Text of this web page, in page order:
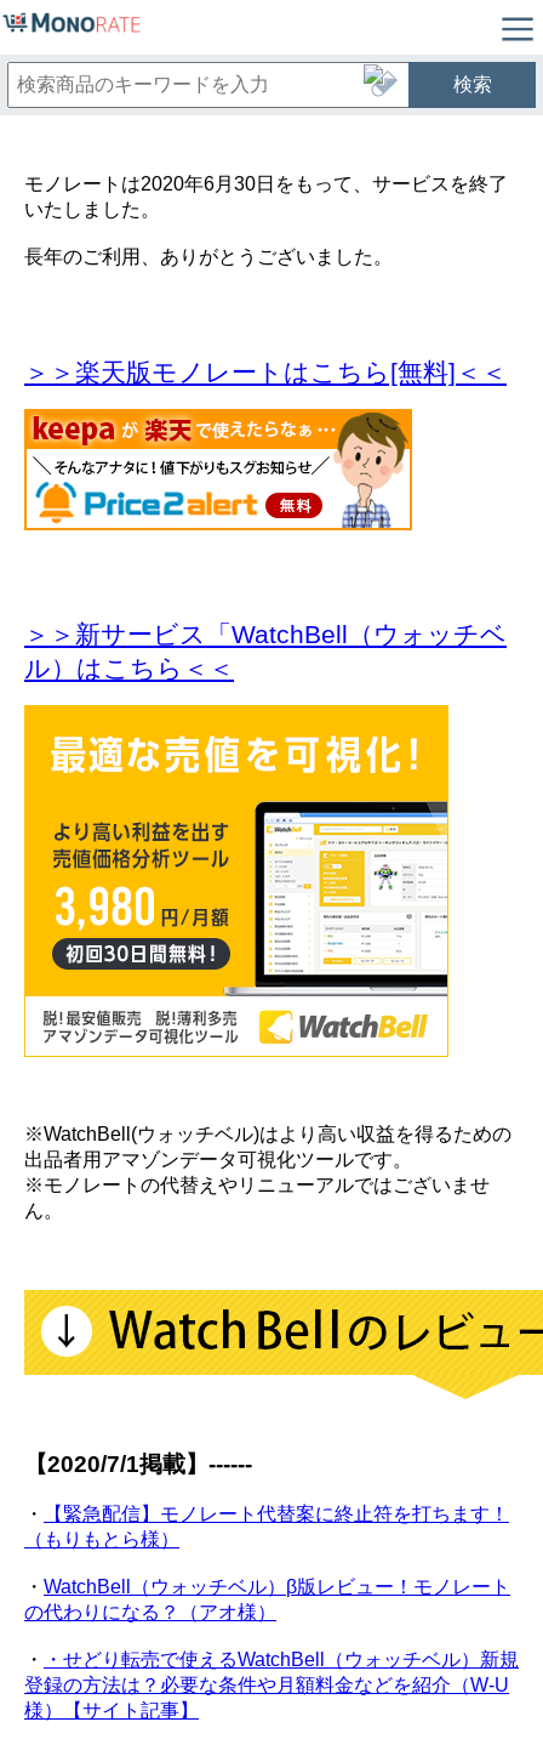
検索
モノレートは2020年6月30日をもって、サービスを終了
いたしました。
長年のご利用、ありがとうございました。
＞＞楽天版モノレートはこちら[無料]＜＜
＞＞新サービス「WatchBell（ウォッチベ
ル）はこちら＜＜
※WatchBell(ウォッチベル)はより高い収益を得るための
出品者用アマゾンデータ可視化ツールです。
※モノレートの代替えやリニューアルではございませ
ん。
【2020/7/1掲載】------
・
【緊急配信】モノレート代替案に終止符を打ちます！
（もりもとら様）
・ WatchBell（ウォッチベル）β版レビュー！モノレート
の代わりになる？（アオ様）
・
・せどり転売で使えるWatchBell（ウォッチベル）新規
登録の方法は？必要な条件や月額料金などを紹介（W-U
様）【サイト記事】